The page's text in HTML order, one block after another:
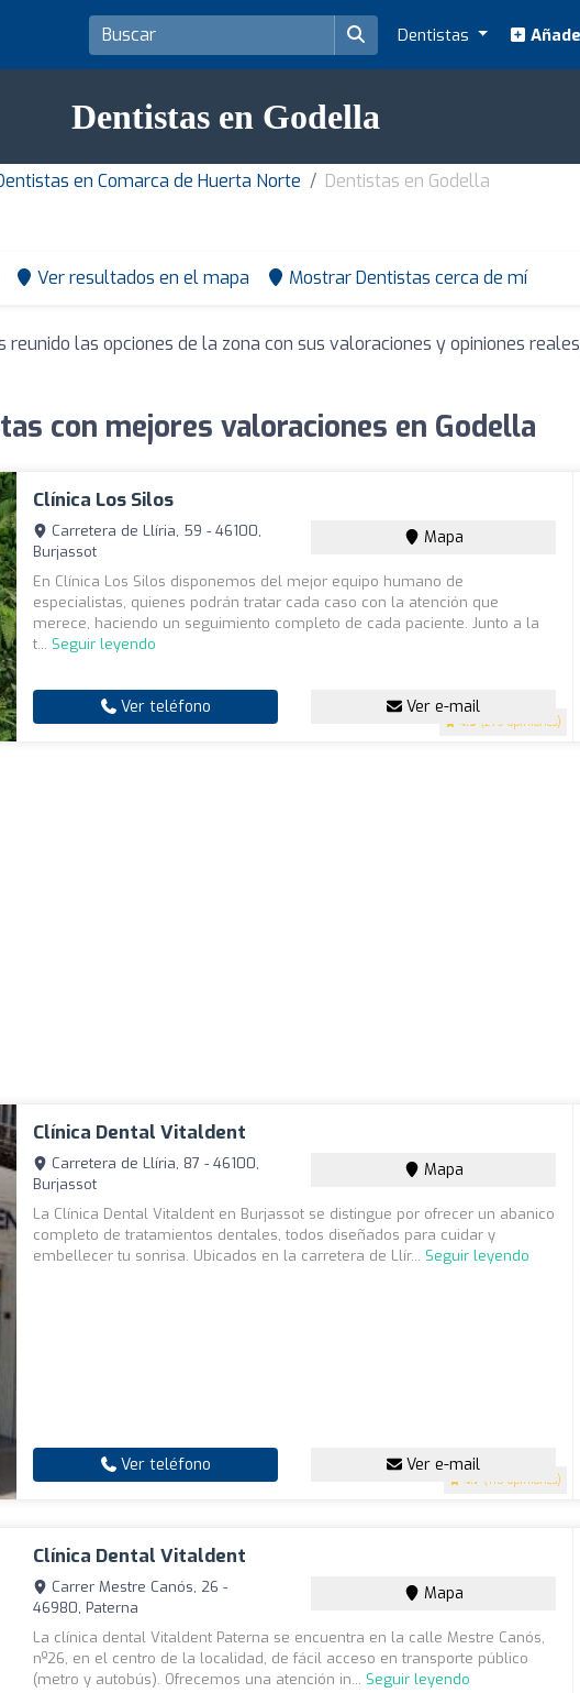
Dentistas
Dentistas en Godella
en Comarca de Huerta Norte Dentistas en Godella
Ver resultados en el mapa Mostrar Dentistas cerca de mí
reunido las opciones de la zona con sus valoraciones y opiniones
con mejores valoraciones en Godella
Clínica Los Silos
4.9 (279 opiniones)
Carretera de Llíria, 59 - 46100,
Burjassot
Mapa
En Clínica Los Silos disponemos del mejor equipo humano de
especialistas, quienes podrán tratar cada caso con la atención que
merece, haciendo un seguimiento completo de cada paciente. Junto a la
t... Seguir leyendo
Ver teléfono Ver e-mail
Clínica Dental Vitaldent
4.7 (110 opiniones)
Carretera de Llíria, 87 - 46100,
Burjassot
Mapa
La Clínica Dental Vitaldent en Burjassot se distingue por ofrecer un abanico
completo de tratamientos dentales, todos diseñados para cuidar y
embellecer tu sonrisa. Ubicados en la carretera de Llír... Seguir leyendo
Ver teléfono Ver e-mail
Clínica Dental Vitaldent
Carrer Mestre Canós, 26 -
46980, Paterna
Mapa
La clínica dental Vitaldent Paterna se encuentra en la calle Mestre Canós,
nº26, en el centro de la localidad, de fácil acceso en transporte público
(metro y autobús). Ofrecemos una atención in... Seguir leyendo